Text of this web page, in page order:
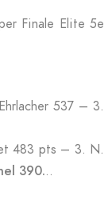
Finale Elite 5e
537 – 3.
483 pts – 3. N.
390...